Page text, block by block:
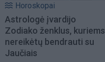
Horoskopai
Astrologė įvardijo
Zodiako ženklus, kuriems
nereikėtų bendrauti su
Jaučiais